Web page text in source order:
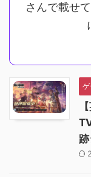
さんで載せ
ゲ